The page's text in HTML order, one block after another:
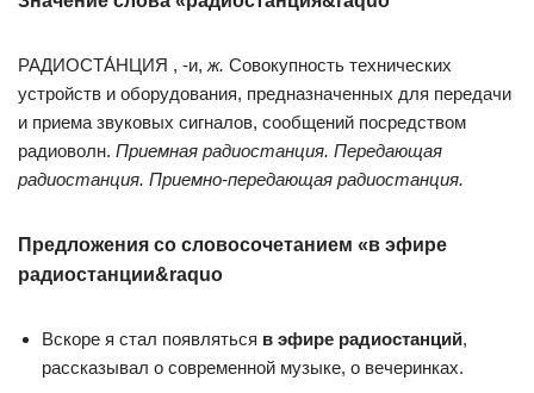
РАДИОСТА́НЦИЯ , -и, ж. Совокупность технических
устройств и оборудования, предназначенных для передачи
и приема звуковых сигналов, сообщений посредством
радиоволн. Приемная радиостанция. Передающая
радиостанция. Приемно-передающая радиостанция.
Предложения со словосочетанием «в эфире
радиостанции&raquo
Вскоре я стал появляться в эфире радиостанций,
рассказывал о современной музыке, о вечеринках.